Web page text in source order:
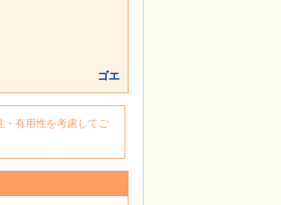
ゴエ
・有用性を考慮してご